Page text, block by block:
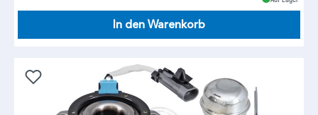
In den Warenkorb